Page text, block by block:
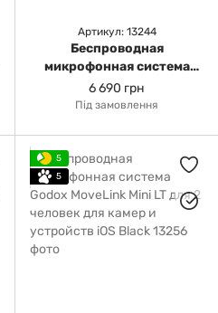
Артикул: 13244
Беспроводная
микрофонная система
Godox Virso M2 (на 2
персоны) (3.5 мм)
6 690 грн
Під замовлення
5
5